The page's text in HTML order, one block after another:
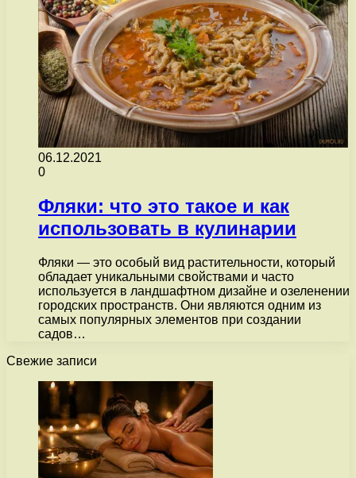
06.12.2021
0
Фляки: что это такое и как
использовать в кулинарии
Фляки — это особый вид растительности, который
обладает уникальными свойствами и часто
используется в ландшафтном дизайне и озеленении
городских пространств. Они являются одним из
самых популярных элементов при создании
садов…
Свежие записи